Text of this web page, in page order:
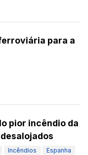
para a
pior incêndio da
Incêndios Espanha